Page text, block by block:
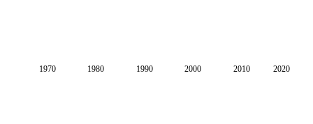
1970 1980 1990 2000 2010 2020